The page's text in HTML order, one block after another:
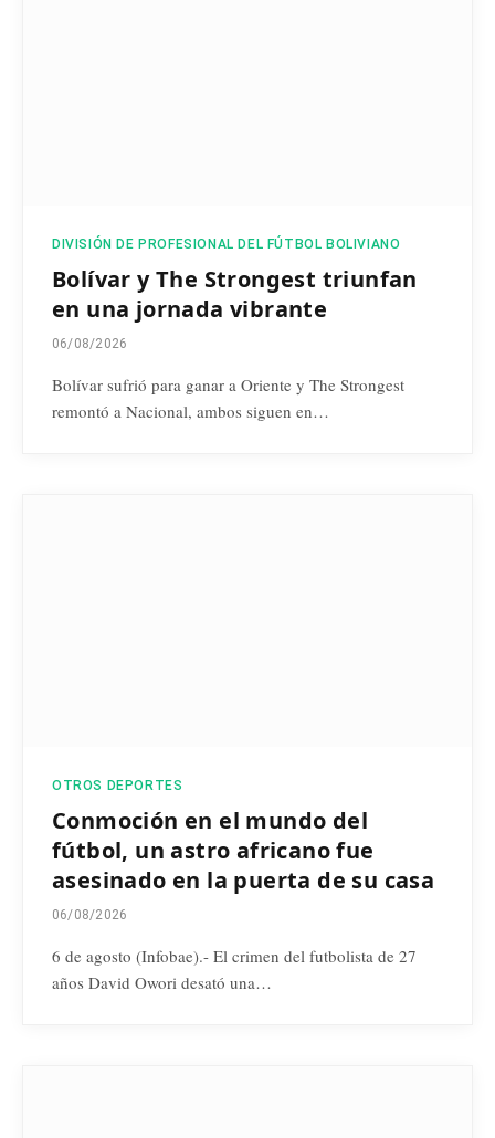
DIVISIÓN DE PROFESIONAL DEL FÚTBOL BOLIVIANO
Bolívar y The Strongest triunfan
en una jornada vibrante
06/08/2026
Bolívar sufrió para ganar a Oriente y The Strongest
remontó a Nacional, ambos siguen en…
OTROS DEPORTES
Conmoción en el mundo del
fútbol, un astro africano fue
asesinado en la puerta de su casa
06/08/2026
6 de agosto (Infobae).- El crimen del futbolista de 27
años David Owori desató una…